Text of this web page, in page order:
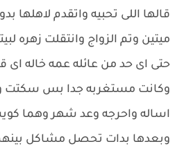
قالها اللى تحبيه واتقدم لاهلها
ميتين وتم الزواج وانتقلت زهره
حتى اى حد من عائله عمه خاله اى
وكانت مستغربه جدا بس سكتت
اساله واحرجه وعد شهر وهما
وبعدها بدات تحصل مشاكل